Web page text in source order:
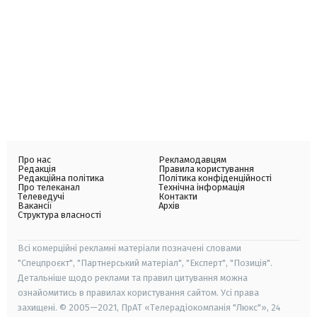
Про нас
Редакція
Редакційна політика
Про телеканал
Телеведучі
Вакансії
Структура власності
Рекламодавцям
Правила користування
Політика конфіденційності
Технічна інформація
Контакти
Архів
Всі комерційні рекламні матеріали позначені словами
"Спецпроєкт", "Партнерський матеріал", "Експерт", "Позиція".
Детальніше щодо реклами та правил цитування можна
ознайомитись в правилах користування сайтом. Усі права
захищені. © 2005—2021, ПрАТ «Телерадіокомпанія "Люкс"», 24